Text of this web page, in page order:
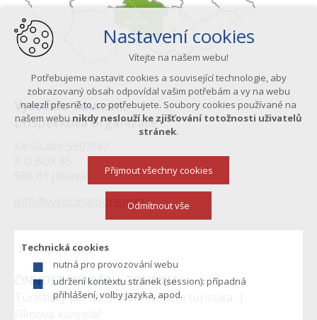
ČINNOST VYSOČINA TOURISM:
Turistický portál
Konferenční turistika
Vysočina Tourism,
příspěvková organizace
info@vysocinatourism.cz
Menu
Mapa webu
Nastavení cookies
Vítejte na našem webu!
Potřebujeme nastavit cookies a související technologie, aby
zobrazovaný obsah odpovídal vašim potřebám a vy na webu
nalezli přesně to, co potřebujete. Soubory cookies používané na
našem webu nikdy neslouží ke zjišťování totožnosti uživatelů
stránek.
Technická cookies
nutná pro provozování webu
udržení kontextu stránek (session): případná
přihlášení, volby jazyka, apod.
Přijmout všechny cookies
Odmítnout vše